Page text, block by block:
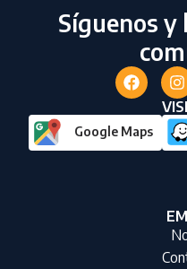
Síguenos y
Google Maps